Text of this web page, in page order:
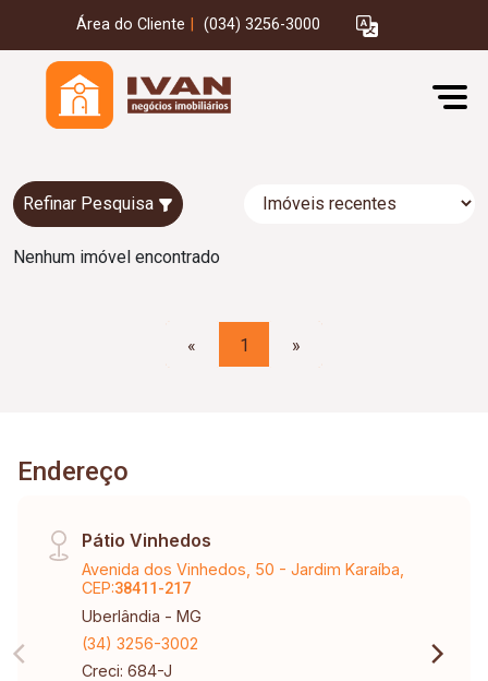
Área do Cliente (034) 3256-3000
Refinar Pesquisa
Nenhum imóvel encontrado
« 1 »
Endereço
Pátio Vinhedos
Avenida dos Vinhedos, 50 - Jardim Karaíba,
CEP:38411-217
Uberlândia - MG
(34) 3256-3002
Creci: 684-J